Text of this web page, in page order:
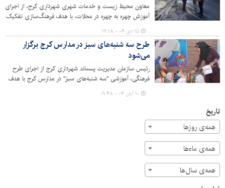
معاون محیط زیست و خدمات شهری شهرداری کرج، از اجرای
آموزش چهره به چهره در محلات، با هدف فرهنگ‌سازی تفکیک
زباله از مبدأ و کاهش تولید پسماند خبرداد.
۱۵ دی ۰۴ - ۱۲:۱۸
طرح سه‌ شنبه‌های سبز در مدارس کرج برگزار
می‌شود
رئیس سازمان مدیریت پسماند شهرداری کرج از اجرای طرح
فرهنگی، آموزشی "سه شنبه‌های سبز" در مدارس کرج با هدف
ارتقای آگاهی دانش‌آموزان خبر داد.
۱۰ آبان ۰۴ - ۰۹:۴۸
تاریخ
همه‌ی روزها
همه‌ی ماه‌ها
همه‌ی سال‌ها